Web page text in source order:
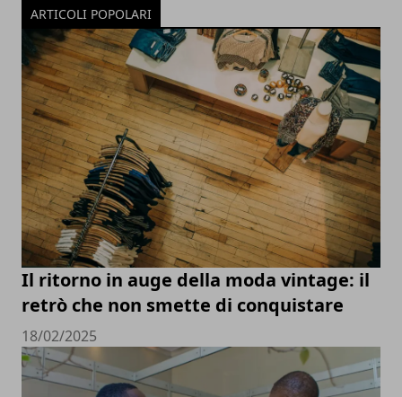
ARTICOLI POPOLARI
Il ritorno in auge della moda vintage: il
retrò che non smette di conquistare
18/02/2025